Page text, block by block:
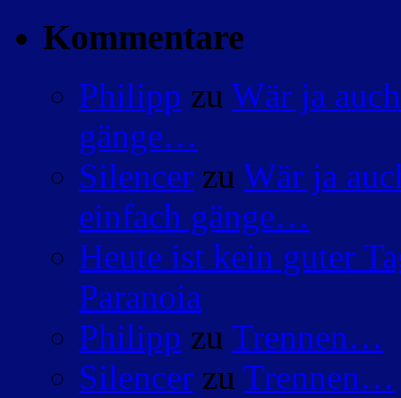
Kommentare
Philipp zu Wär ja
gänge…
Silencer zu Wär ja
einfach gänge…
Heute ist kein guter
Paranoia
Philipp zu Trennen…
Silencer zu Trennen…